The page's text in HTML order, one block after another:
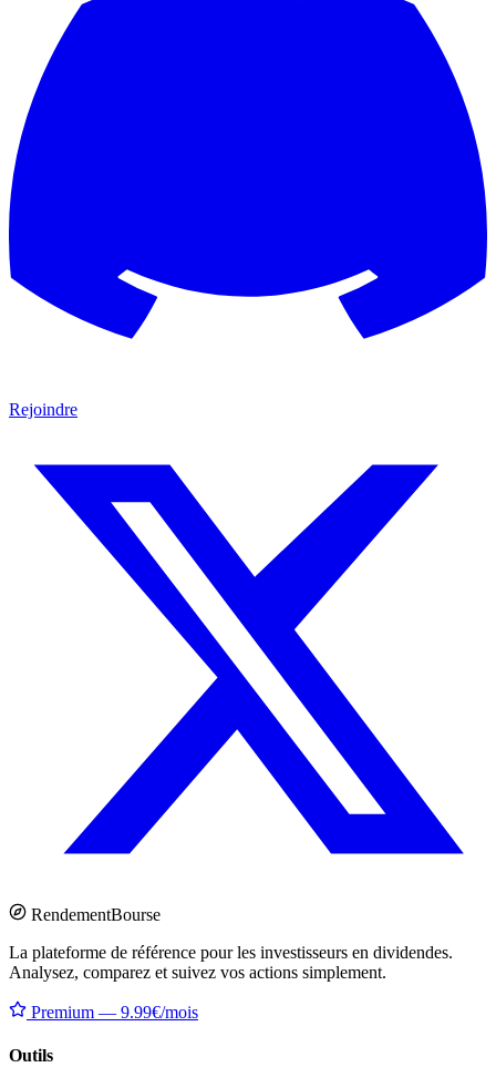
Rejoindre
RendementBourse
La plateforme de référence pour les investisseurs en dividendes.
Analysez, comparez et suivez vos actions simplement.
Premium — 9.99€/mois
Outils